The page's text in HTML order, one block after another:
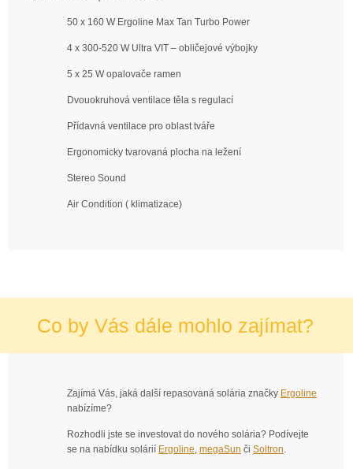
50 x 160 W Ergoline Max Tan Turbo Power
4 x 300-520 W Ultra VIT – obličejové výbojky
5 x 25 W opalovače ramen
Dvouokruhová ventilace těla s regulací
Přídavná ventilace pro oblast tváře
Ergonomicky tvarovaná plocha na ležení
Stereo Sound
Air Condition ( klimatizace)
Co by Vás dále mohlo zajímat?
Zajímá Vás, jaká další repasovaná solária značky Ergoline
nabízíme?
Rozhodli jste se investovat do nového solária? Podívejte
se na nabídku solárií Ergoline, megaSun či Soltron.